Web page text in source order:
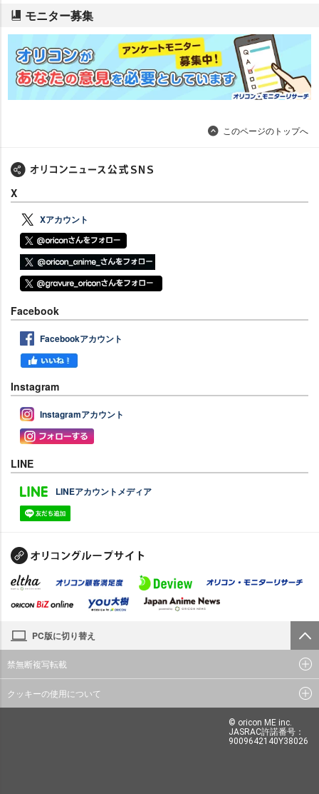
モニター募集
このページのトップへ
X
Xアカウント
Facebook
Facebookアカウント
Instagram
Instagramアカウント
LINE
LINEアカウントメディア
PC版に切り替え
禁無断複写転載
クッキーの使用について
© oricon ME inc.
JASRAC許諾番号：
9009642140Y38026